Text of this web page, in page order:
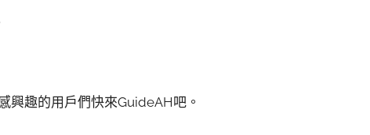
興趣的用戶們快來GuideAH吧。